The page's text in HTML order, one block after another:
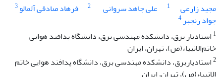
مجید زارعی
1 علی جاهد سروانی 2 فرهاد صادقی آلمالو3
جواد رنجبر4
1 استادیار برق، دانشکده مهندسی برق، دانشگاه پدافند هوایی
خاتم‌الانبیاء(ص)، تهران، ایران
2استادیاربرق، دانشکده مهندسی برق، دانشگاه پدافند هوایی خاتم
الانبیاء(ص)، تهران، ایران